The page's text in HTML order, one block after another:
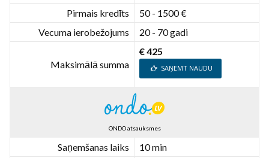
Pirmais kredīts
50 - 1500 €
Vecuma ierobežojums
20 - 70 gadi
Maksimālā summa
€ 425
SAŅEMT NAUDU
ONDO atsauksmes
Saņemšanas laiks
10 min